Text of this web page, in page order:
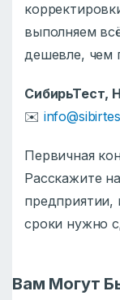
выполняем
дешевле, чем
СибирьТест,
✉️
Первичная
Расскажите
предприятии,
сроки нужно
Вам Могут